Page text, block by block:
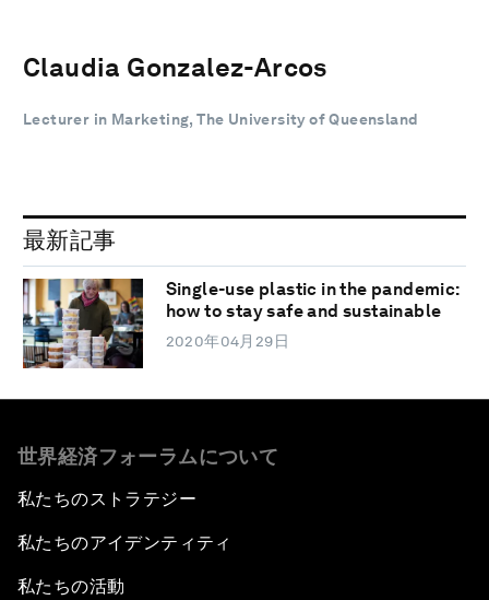
Claudia Gonzalez-Arcos
Lecturer in Marketing, The University of Queensland
最新記事
Single-use plastic in the pandemic:
how to stay safe and sustainable
2020年04月29日
世界経済フォーラムについて
私たちのストラテジー
私たちのアイデンティティ
私たちの活動